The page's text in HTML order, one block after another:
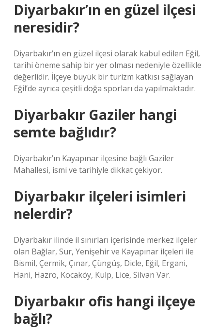
Diyarbakır’ın en güzel ilçesi
neresidir?
Diyarbakır’ın en güzel ilçesi olarak kabul edilen Eğil,
tarihi öneme sahip bir yer olması nedeniyle özellikle
değerlidir. İlçeye büyük bir turizm katkısı sağlayan
Eğil’de ayrıca çeşitli doğa sporları da yapılmaktadır.
Diyarbakır Gaziler hangi
semte bağlıdır?
Diyarbakır’ın Kayapınar ilçesine bağlı Gaziler
Mahallesi, ismi ve tarihiyle dikkat çekiyor.
Diyarbakır ilçeleri isimleri
nelerdir?
Diyarbakır ilinde il sınırları içerisinde merkez ilçeler
olan Bağlar, Sur, Yenişehir ve Kayapınar ilçeleri ile
Bismil, Çermik, Çınar, Çüngüş, Dicle, Eğil, Ergani,
Hani, Hazro, Kocaköy, Kulp, Lice, Silvan Var.
Diyarbakır ofis hangi ilçeye
bağlı?